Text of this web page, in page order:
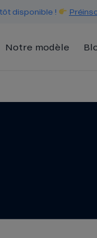
disponible !
Notre modèle